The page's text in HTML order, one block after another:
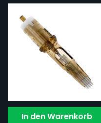
In den Warenkorb